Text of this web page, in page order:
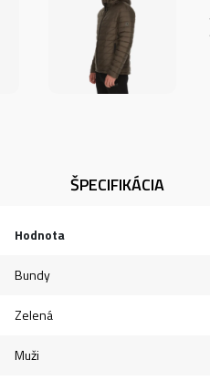
ŠPECIFIKÁCIA
Hodnota
Bundy
Zelená
Muži